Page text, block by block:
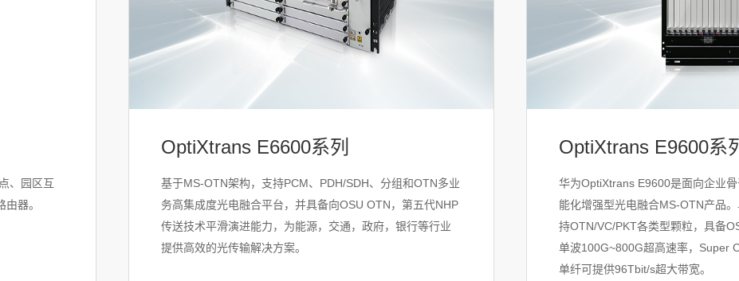
、园区互
器。
OptiXtrans E6600系列
基于MS-OTN架构，支持PCM、PDH/SDH、分组和OTN多业
务高集成度光电融合平台，并具备向OSU OTN，第五代NHP
传送技术平滑演进能力，为能源，交通，政府，银行等行业
提供高效的光传输解决方案。
OptiXtrans E9600系
华为OptiXtrans E9600是面向企业
能化增强型光电融合MS-OTN产品
持OTN/VC/PKT各类型颗粒，具备
单波100G~800G超高速率，Super
单纤可提供96Tbit/s超大带宽。